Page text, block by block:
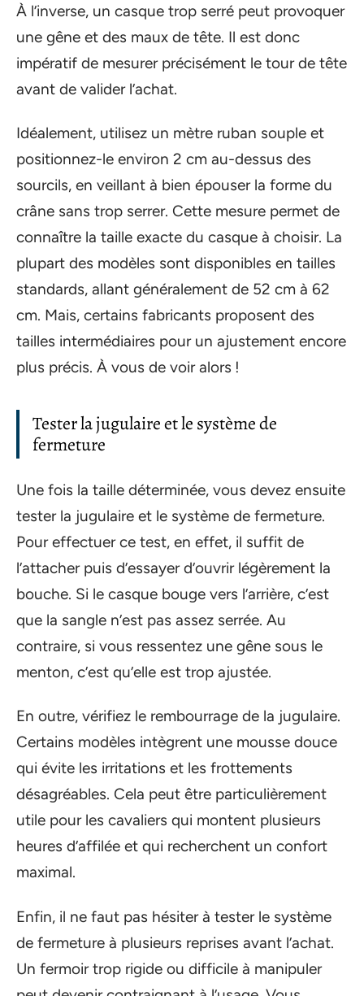
À l’inverse, un casque trop serré peut provoquer
une gêne et des maux de tête. Il est donc
impératif de mesurer précisément le tour de tête
avant de valider l’achat.
Idéalement, utilisez un mètre ruban souple et
positionnez-le environ 2 cm au-dessus des
sourcils, en veillant à bien épouser la forme du
crâne sans trop serrer. Cette mesure permet de
connaître la taille exacte du casque à choisir. La
plupart des modèles sont disponibles en tailles
standards, allant généralement de 52 cm à 62
cm. Mais, certains fabricants proposent des
tailles intermédiaires pour un ajustement encore
plus précis. À vous de voir alors !
Tester la jugulaire et le système de
fermeture
Une fois la taille déterminée, vous devez ensuite
tester la jugulaire et le système de fermeture.
Pour effectuer ce test, en effet, il suffit de
l’attacher puis d’essayer d’ouvrir légèrement la
bouche. Si le casque bouge vers l’arrière, c’est
que la sangle n’est pas assez serrée. Au
contraire, si vous ressentez une gêne sous le
menton, c’est qu’elle est trop ajustée.
En outre, vérifiez le rembourrage de la jugulaire.
Certains modèles intègrent une mousse douce
qui évite les irritations et les frottements
désagréables. Cela peut être particulièrement
utile pour les cavaliers qui montent plusieurs
heures d’affilée et qui recherchent un confort
maximal.
Enfin, il ne faut pas hésiter à tester le système
de fermeture à plusieurs reprises avant l’achat.
Un fermoir trop rigide ou difficile à manipuler